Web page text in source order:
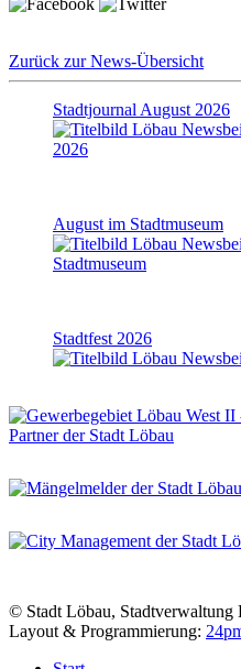
Zurück zur News-Übersicht
Stadtjournal August 2026
August im Stadtmuseum
Stadtfest 2026
© Stadt Löbau,
Layout & Programmierung: